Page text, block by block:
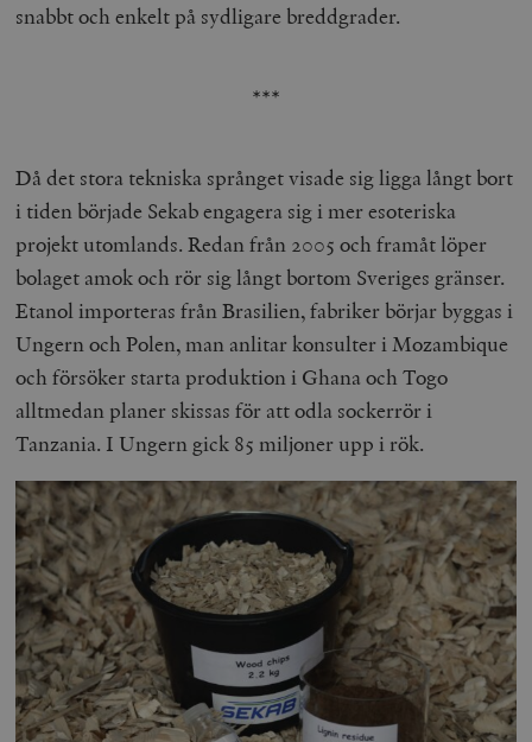
snabbt och enkelt på sydligare breddgrader.
***
Då det stora tekniska språnget visade sig ligga långt bort
i tiden började Sekab engagera sig i mer esoteriska
projekt utomlands. Redan från 2005 och framåt löper
bolaget amok och rör sig långt bortom Sveriges gränser.
Etanol importeras från Brasilien, fabriker börjar byggas i
Ungern och Polen, man anlitar konsulter i Mozambique
och försöker starta produktion i Ghana och Togo
alltmedan planer skissas för att odla sockerrör i
Tanzania. I Ungern gick 85 miljoner upp i rök.